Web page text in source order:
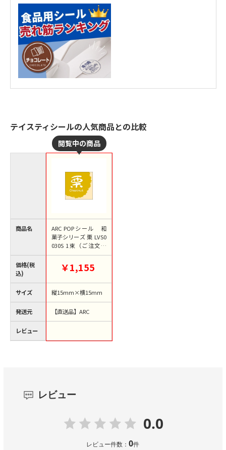
テイスティシールの人気商品との比較
商品名
価格(税
込)
サイズ
発送元
レビュー
ARC POPシール 和
菓子シリーズ 栗 LVS0
030S 1束（ご注文単
位1束）【直送品】
￥1,155
縦15mm×横15mm
【直送品】ARC
レビュー
0.0
レビュー件数：0件